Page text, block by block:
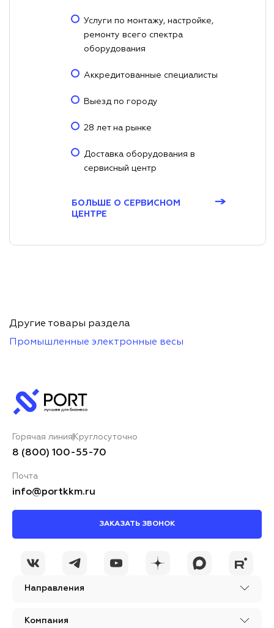
Услуги по монтажу, настройке,
ремонту всего спектра
оборудования
Аккредитованные специалисты
Выезд по городу
28 лет на рынке
Доставка оборудования в
сервисный центр
БОЛЬШЕ О СЕРВИСНОМ
ЦЕНТРЕ
→
Другие товары раздела
Промышленные электронные весы
Направления
Компания
Горячая линия Круглосуточно
8 (800) 100-55-70
Почта
info@portkkm.ru
ЗАКАЗАТЬ ЗВОНОК